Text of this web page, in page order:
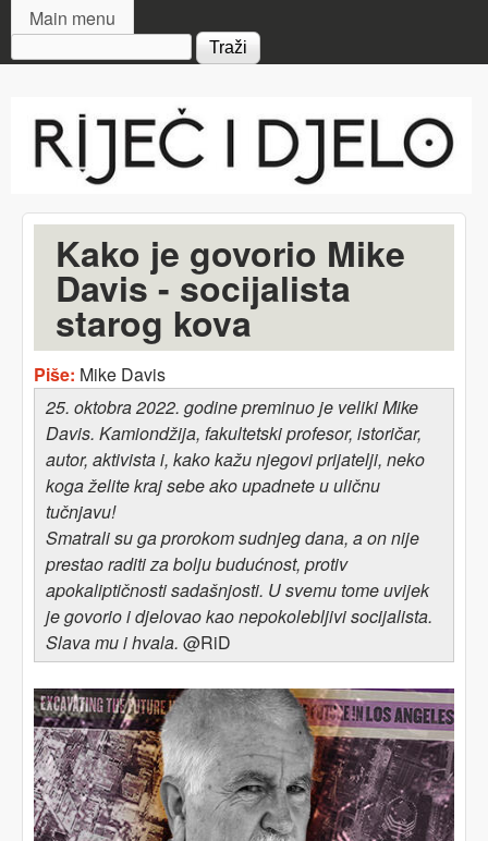
MAIN MENU
Main menu
Search form
i djelo
Kako je govorio Mike
Davis - socijalista
starog kova
Piše: Mike Davis
25. oktobra 2022. godine preminuo je veliki Mike
Davis. Kamiondžija, fakultetski profesor, istoričar,
autor, aktivista i, kako kažu njegovi prijatelji, neko
koga želite kraj sebe ako upadnete u uličnu
tučnjavu!
Smatrali su ga prorokom sudnjeg dana, a on nije
prestao raditi za bolju budućnost, protiv
apokaliptičnosti sadašnjosti. U svemu tome uvijek
je govorio i djelovao kao nepokolebljivi socijalista.
Slava mu i hvala. @RiD